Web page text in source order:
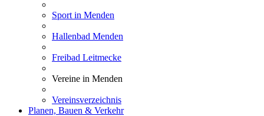
Sport in Menden
Hallenbad Menden
Freibad Leitmecke
Vereine in Menden
Vereinsverzeichnis
Planen, Bauen & Verkehr